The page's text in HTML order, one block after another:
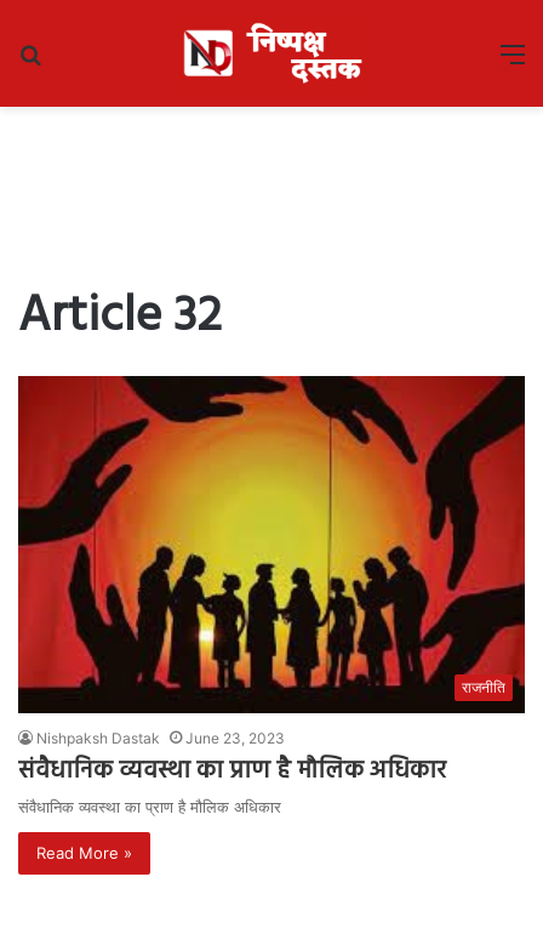
Article 32
राजनीति
Nishpaksh Dastak June 23, 2023
संवैधानिक व्यवस्था का प्राण है मौलिक अधिकार
संवैधानिक व्यवस्था का प्राण है मौलिक अधिकार
Read More »